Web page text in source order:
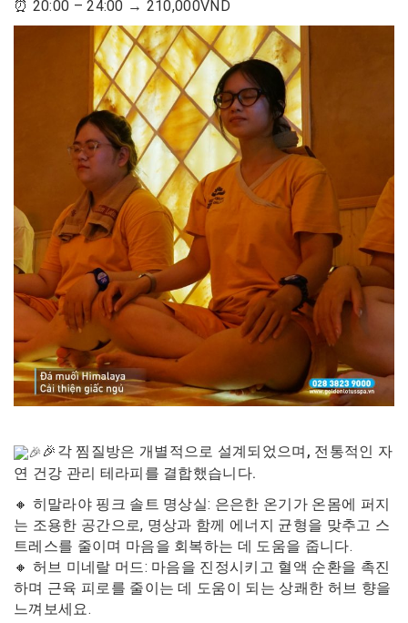
⏰ 20:00 – 24:00 → 210,000VND
🎉각 찜질방은 개별적으로 설계되었으며, 전통적인 자
연 건강 관리 테라피를 결합했습니다.
🔸 히말라야 핑크 솔트 명상실: 은은한 온기가 온몸에 퍼지
는 조용한 공간으로, 명상과 함께 에너지 균형을 맞추고 스
트레스를 줄이며 마음을 회복하는 데 도움을 줍니다.
🔸 허브 미네랄 머드: 마음을 진정시키고 혈액 순환을 촉진
하며 근육 피로를 줄이는 데 도움이 되는 상쾌한 허브 향을
느껴보세요.